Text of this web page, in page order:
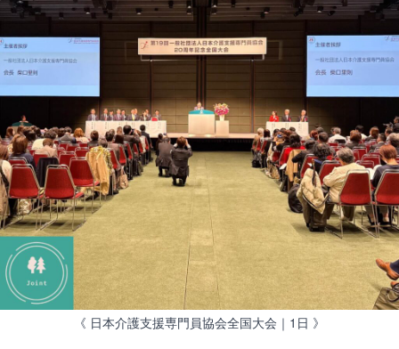
《 日本介護支援専門員協会全国大会｜1日 》